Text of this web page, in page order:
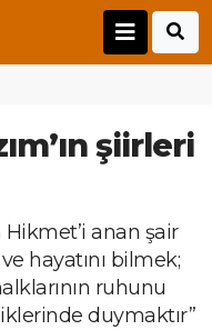
şiirleri
anan şair
hayatını bilmek;
ruhunu
duymaktır”